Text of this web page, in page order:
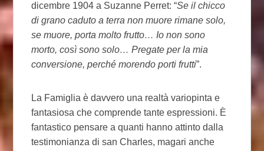
dicembre 1904 a Suzanne Perret: “Se il chicco
di grano caduto a terra non muore rimane solo,
se muore, porta molto frutto… Io non sono
morto, così sono solo… Pregate per la mia
conversione, perché morendo porti frutti”.
La Famiglia è davvero una realtà variopinta e
fantasiosa che comprende tante espressioni. È
fantastico pensare a quanti hanno attinto dalla
testimonianza di san Charles, magari anche